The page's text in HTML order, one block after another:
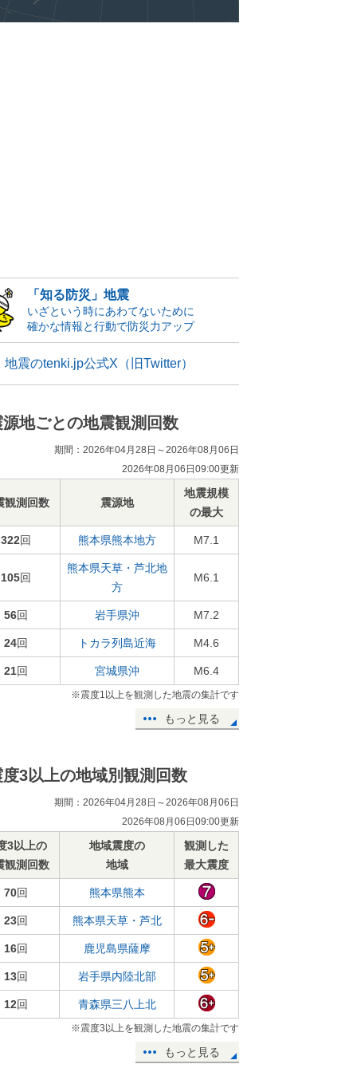
「知る防災」地震
いざという時にあわてないために
確かな情報と行動で防災力アップ
地震のtenki.jp公式X（旧Twitter）
源地ごとの地震観測回数
期間：2026年04月28日～2026年08月06日
2026年08月06日09:00更新
観測回数 震源地
地震規模
の最大
322回 熊本県熊本地方 M7.1
105回
熊本県天草・芦北地
方
M6.1
56回 岩手県沖 M7.2
24回 トカラ列島近海 M4.6
21回 宮城県沖 M6.4
※震度1以上を観測した地震の集計です
もっと見る
度3以上の地域別観測回数
期間：2026年04月28日～2026年08月06日
2026年08月06日09:00更新
3以上の
観測回数
地域震度の
地域
観測した
最大震度
70回 熊本県熊本
23回 熊本県天草・芦北
16回 鹿児島県薩摩
13回 岩手県内陸北部
12回 青森県三八上北
※震度3以上を観測した地震の集計です
もっと見る